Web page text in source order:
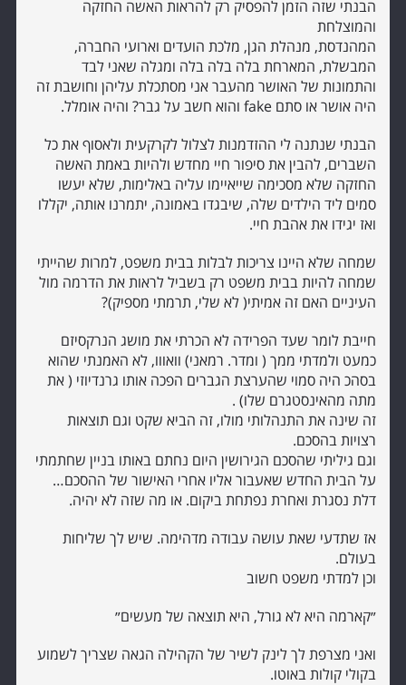
הבנתי שזה הזמן להפסיק רק להראות האשה החזקה
והמוצלחת
המהנדסת, מנהלת הגן, מלכת הועדים וארועי החברה,
המבשלת, המארחת בלה בלה בלה ומגלה שאני לבד
והתמונות של האושר מהעבר אני מסתכלת עליהן וחושבת זה
היה אושר או סתם fake והוא חשב על גבר? והיה אומלל.
הבנתי שנתנה לי ההזדמנות לצלול לקרקעית ולאסוף את כל
השברים, להבין את סיפור חיי מחדש ולהיות באמת האשה
החזקה שלא מסכימה שייאיימו עליה באלימות, שלא יעשו
סמים ליד הילדים שלה, שיבגדו באמונה, יתמרנו אותה, יקללו
ואז יגידו את אהבת חיי.
שמחה שלא היינו צריכות לבלות בבית משפט, למרות שהייתי
שמחה להיות בבית משפט רק בשביל לראות את הדרמה מול
העיניים האם זה אמיתי( לא שלי, תרמתי מספיק)?
חייבת לומר שעד הפרידה לא הכרתי את מושג הנרקסיזם
כמעט ולמדתי ממך ( ומדר. רמאני) וואווו, לא האמנתי שהוא
בסהכ היה סמוי שהערצת הגברים הפכה אותו גרנדיוזי ( את
מתה מהאינסטגרם שלו) .
זה שינה את התנהלותי מולו, זה הביא שקט וגם תוצאות
רצויות בהסכם.
וגם גיליתי שהסכם הגירושין היום נחתם באותו בניין שחתמתי
על הבית החדש שאעבור אליו אחרי האישור של ההסכם…
דלת נסגרת ואחרת נפתחת ביקום. או מה שזה לא יהיה.
אז שתדעי שאת עושה עבודה מדהימה. שיש לך שליחות
בעולם.
וכן למדתי משפט חשוב
״קארמה היא לא גורל, היא תוצאה של מעשים״
ואני מצרפת לך לינק לשיר של הקהילה הגאה שצריך לשמוע
בקולי קולות באוטו.